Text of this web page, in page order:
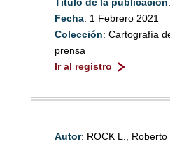
Título de la publicación
Fecha: 1 Febrero 2021
Colección: Cartografía
prensa
Ir al registro
Autor: ROCK L., Roberto